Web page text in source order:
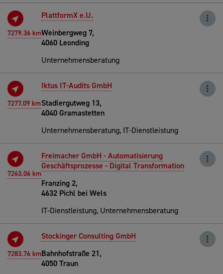
7279.36 km
PlattformX e.U.
Weinbergweg 7,
4060 Leonding
Unternehmensberatung
7277.09 km
Iktus IT-Audits GmbH
Stadlergutweg 13,
4040 Gramastetten
Unternehmensberatung, IT-Dienstleistung
7263.06 km
Freimacher GmbH - Automatisierung
Geschäftsprozesse - Digital Transformation
Franzing 2,
4632 Pichl bei Wels
IT-Dienstleistung, Unternehmensberatung
7283.76 km
Stockinger Consulting GmbH
Bahnhofstraße 21,
4050 Traun